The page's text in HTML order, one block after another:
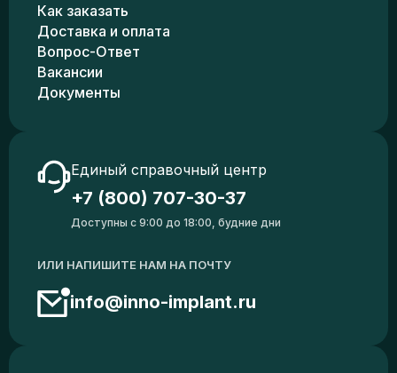
Как заказать
Доставка и оплата
Вопрос-Ответ
Вакансии
Документы
Единый справочный центр
+7 (800) 707-30-37
Доступны с 9:00 до 18:00, будние дни
ИЛИ НАПИШИТЕ НАМ НА ПОЧТУ
info@inno-implant.ru